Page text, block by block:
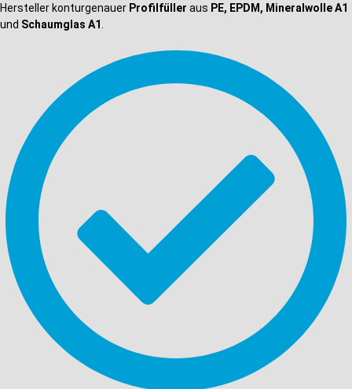
Hersteller konturgenauer Profilfüller aus PE, EPDM, Mineralwolle A1
und Schaumglas A1.